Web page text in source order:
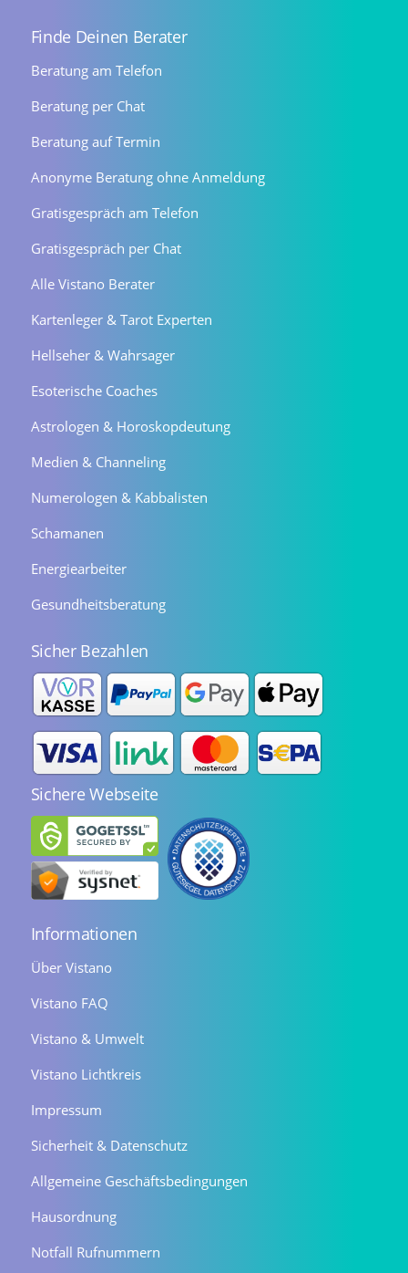
Finde Deinen Berater
Beratung am Telefon
Beratung per Chat
Beratung auf Termin
Anonyme Beratung ohne Anmeldung
Gratisgespräch am Telefon
Gratisgespräch per Chat
Alle Vistano Berater
Kartenleger & Tarot Experten
Hellseher & Wahrsager
Esoterische Coaches
Astrologen & Horoskopdeutung
Medien & Channeling
Numerologen & Kabbalisten
Schamanen
Energiearbeiter
Gesundheitsberatung
Sicher Bezahlen
Sichere Webseite
Informationen
Über Vistano
Vistano FAQ
Vistano & Umwelt
Vistano Lichtkreis
Impressum
Sicherheit & Datenschutz
Allgemeine Geschäftsbedingungen
Hausordnung
Notfall Rufnummern